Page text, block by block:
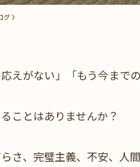
グ
応えがない」「もう今まで
ことはありませんか？
さ、完璧主義、不安、